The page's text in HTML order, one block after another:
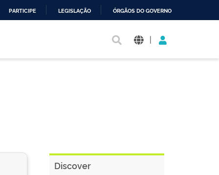
PARTICIPE LEGISLAÇÃO ÓRGÃOS DO GOVERNO
|
Discover